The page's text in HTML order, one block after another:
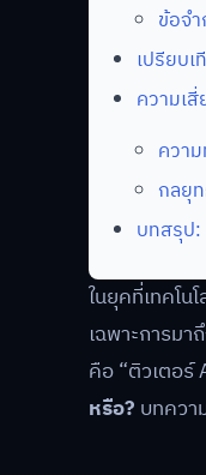
ข้อจ
เปรียบ
ความเ
ควา
กลยุ
บทสรุป
ในยุคที่เทคโ
เฉพาะการม
คือ “ติวเตอร์
หรือ? บทควา